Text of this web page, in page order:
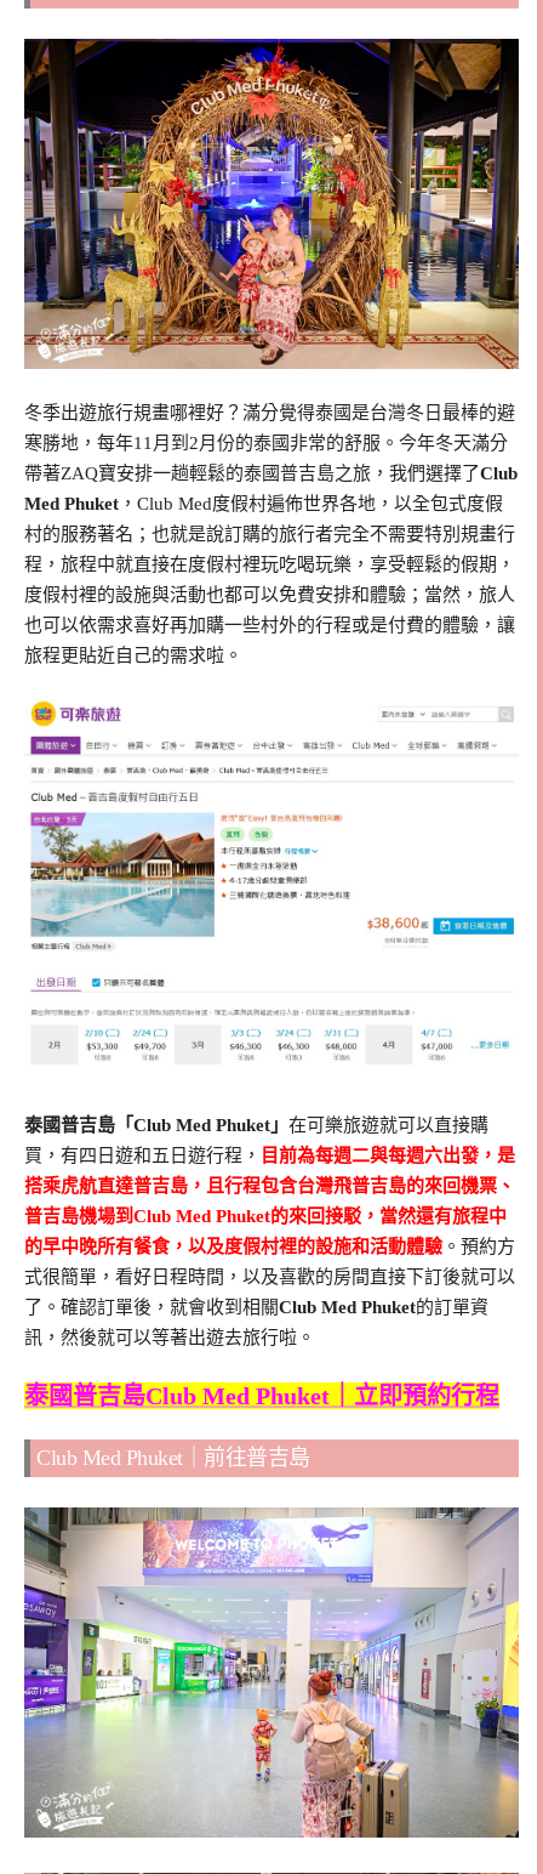
冬季出遊旅行規畫哪裡好？滿分覺得泰國是台灣冬日最棒的避
寒勝地，每年11月到2月份的泰國非常的舒服。今年冬天滿分
帶著ZAQ寶安排一趟輕鬆的泰國普吉島之旅，我們選擇了Club
Med Phuket ，Club Med度假村遍佈世界各地，以全包式度假
村的服務著名；也就是說訂購的旅行者完全不需要特別規畫行
程，旅程中就直接在度假村裡玩吃喝玩樂，享受輕鬆的假期，
度假村裡的設施與活動也都可以免費安排和體驗；當然，旅人
也可以依需求喜好再加購一些村外的行程或是付費的體驗，讓
旅程更貼近自己的需求啦。
泰國普吉島「Club Med Phuket」 在可樂旅遊就可以直接購
買，有四日遊和五日遊行程，
目前為每週二與每週六出發，是
搭乘虎航直達普吉島，且行程包含台灣飛普吉島的來回機票、
普吉島機場到Club Med Phuket的來回接駁，當然還有旅程中
的早中晚所有餐食，以及度假村裡的設施和活動體驗 。預約方
式很簡單，看好日程時間，以及喜歡的房間直接下訂後就可以
了。確認訂單後，就會收到相關Club Med Phuket的訂單資
訊，然後就可以等著出遊去旅行啦。
泰國普吉島Club Med Phuket｜立即預約行程
Club Med Phuket｜前往普吉島